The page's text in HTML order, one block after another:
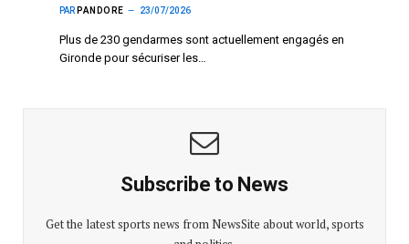
PAR PANDORE 23/07/2026
Plus de 230 gendarmes sont actuellement engagés en
Gironde pour sécuriser les…
Subscribe to News
Get the latest sports news from NewsSite about world, sports